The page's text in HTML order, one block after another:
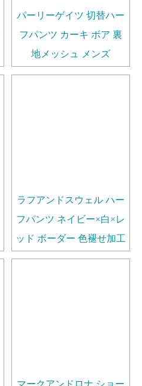
パーリーゲイツ 切替ハー
フパンツ カーキ ボア 裏
地メッシュ メンズ
ラフアンドスウェル ハー
フパンツ ネイビー×白×レ
ッド ボーダー 色褪せ加工